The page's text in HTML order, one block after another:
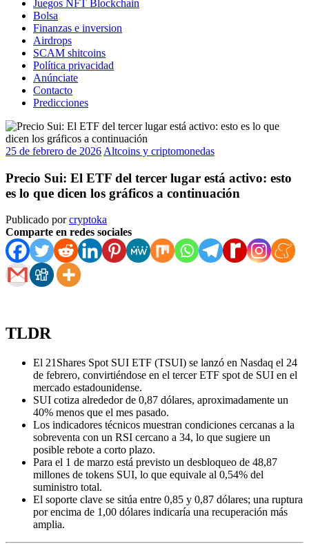
Juegos NFT Blockchain
Bolsa
Finanzas e inversion
Airdrops
SCAM shitcoins
Política privacidad
Anúnciate
Contacto
Predicciones
25 de febrero de 2026 Altcoins y criptomonedas
Precio Sui: El ETF del tercer lugar está activo: esto
es lo que dicen los gráficos a continuación
Publicado porcryptoka
Comparte en redes sociales
TLDR
El 21Shares Spot SUI ETF (TSUI) se lanzó en Nasdaq el 24
de febrero, convirtiéndose en el tercer ETF spot de SUI en el
mercado estadounidense.
SUI cotiza alrededor de 0,87 dólares, aproximadamente un
40% menos que el mes pasado.
Los indicadores técnicos muestran condiciones cercanas a la
sobreventa con un RSI cercano a 34, lo que sugiere un
posible rebote a corto plazo.
Para el 1 de marzo está previsto un desbloqueo de 48,87
millones de tokens SUI, lo que equivale al 0,54% del
suministro total.
El soporte clave se sitúa entre 0,85 y 0,87 dólares; una ruptura
por encima de 1,00 dólares indicaría una recuperación más
amplia.